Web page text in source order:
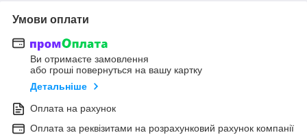
Умови оплати
Ви отримаєте замовлення
або гроші повернуться на вашу картку
Детальніше
Оплата на рахунок
Оплата за реквізитами на розрахунковий рахунок компанії